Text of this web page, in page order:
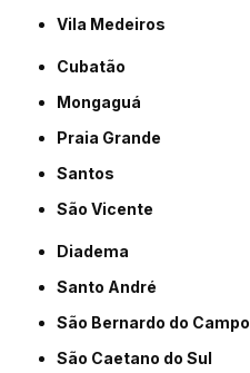
Vila Medeiros
Cubatão
Mongaguá
Praia Grande
Santos
São Vicente
Diadema
Santo André
São Bernardo do Campo
São Caetano do Sul